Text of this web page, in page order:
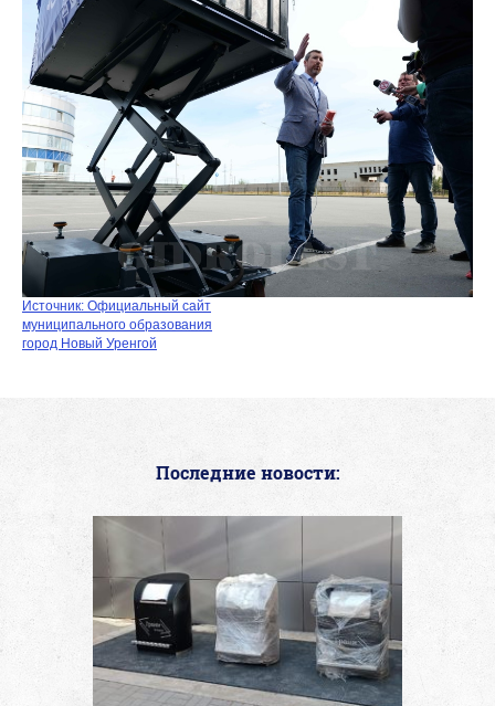
Источник: Официальный сайт
муниципального образования
город Новый Уренгой
Последние новости: